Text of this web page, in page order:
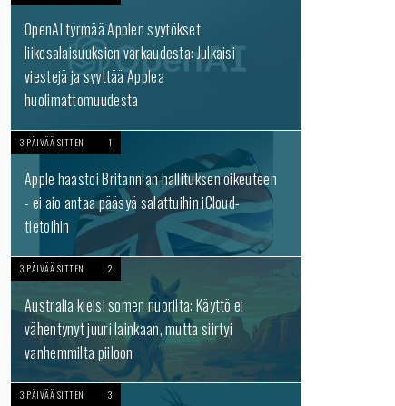
OpenAI tyrmää Applen syytökset
liikesalaisuuksien varkaudesta: Julkaisi
viestejä ja syyttää Applea
huolimattomuudesta
3 PÄIVÄÄ SITTEN 1
Apple haastoi Britannian hallituksen oikeuteen
- ei aio antaa pääsyä salattuihin iCloud-
tietoihin
3 PÄIVÄÄ SITTEN 2
Australia kielsi somen nuorilta: Käyttö ei
vähentynyt juuri lainkaan, mutta siirtyi
vanhemmilta piiloon
3 PÄIVÄÄ SITTEN 3